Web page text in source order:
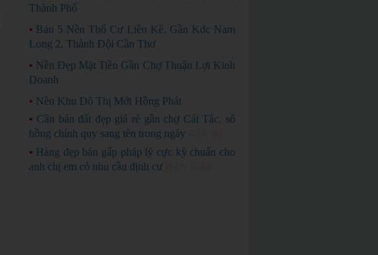
Thành Phố
• Bán 5 Nền Thổ Cư Liền Kề, Gần Kdc Nam
Long 2, Thành Đội Cần Thơ
• Nền Đẹp Mặt Tiền Gần Chợ Thuận Lợi Kinh
Doanh
• Nền Khu Đô Thị Mới Hồng Phát
• Cần bán đất đẹp giá rẻ gần chợ Cái Tắc, sổ
hồng chính quy sang tên trong ngày
• Hàng đẹp bán gấp pháp lý cực kỳ chuẩn cho
anh chị em có nhu cầu định cư